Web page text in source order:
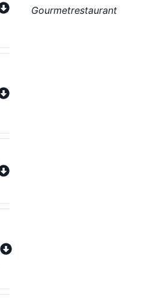
Gourmetrestaurant